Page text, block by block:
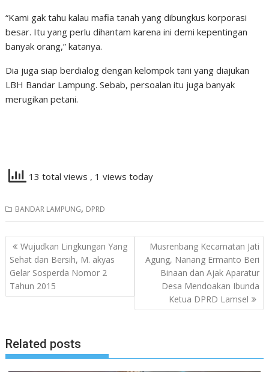
“Kami gak tahu kalau mafia tanah yang dibungkus korporasi
besar. Itu yang perlu dihantam karena ini demi kepentingan
banyak orang,” katanya.
Dia juga siap berdialog dengan kelompok tani yang diajukan
LBH Bandar Lampung. Sebab, persoalan itu juga banyak
merugikan petani.
13 total views , 1 views today
BANDAR LAMPUNG, DPRD
Navigasi
pos
Wujudkan Lingkungan Yang
Sehat dan Bersih, M. akyas
Gelar Sosperda Nomor 2
Tahun 2015
Musrenbang Kecamatan Jati
Agung, Nanang Ermanto Beri
Binaan dan Ajak Aparatur
Desa Mendoakan Ibunda
Ketua DPRD Lamsel
Related posts